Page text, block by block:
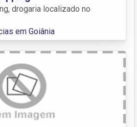
drogaria localizado no
em Goiânia